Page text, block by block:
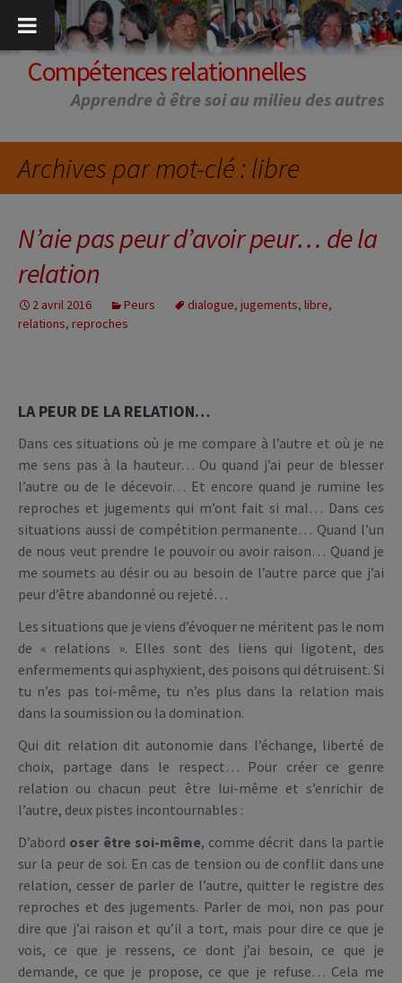
contenu
Compétences relationnelles
Apprendre à être soi au milieu des autres
Archives par mot-clé : libre
N’aie pas peur d’avoir peur… de la
relation
2 avril 2016 Peurs dialogue, jugements, libre,
relations, reproches
LA PEUR DE LA RELATION…
Dans ces situations où je me compare à l’autre et où je ne
me sens pas à la hauteur… Ou quand j’ai peur de blesser
l’autre ou de le décevoir… Et encore quand je rumine les
reproches et jugements qui m’ont fait si mal… Dans ces
situations aussi de compétition permanente… Quand l’un
de nous veut prendre le pouvoir ou avoir raison… Quand je
me soumets au désir ou au besoin de l’autre parce que j’ai
peur d’être abandonné ou rejeté…
Les situations que je viens d’évoquer ne méritent pas le nom
de « relations ». Elles sont des liens qui ligotent, des
enfermements qui asphyxient, des poisons qui détruisent. Si
tu n’es pas toi-même, tu n’es plus dans la relation mais
dans la soumission ou la domination.
Qui dit relation dit autonomie dans l’échange, liberté de
choix, partage dans le respect… Pour créer ce genre
relation ou chacun peut être lui-même et s’enrichir de
l’autre, deux pistes incontournables :
D’abord oser être soi-même, comme décrit dans la partie
sur la peur de soi. En cas de tension ou de conflit dans une
relation, cesser de parler de l’autre, quitter le registre des
reproches et des jugements. Parler de moi, non pas pour
dire que j’ai raison et qu’il a tort, mais pour dire ce que je
vois, ce que je ressens, ce dont j’ai besoin, ce que je
demande, ce que je propose, ce que je refuse… Cela me